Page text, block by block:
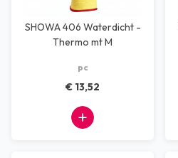
SHOWA 406 Waterdicht -
Thermo mt M
pc
€ 13,52